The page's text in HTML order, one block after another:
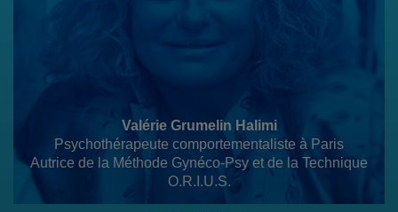
Valérie Grumelin Halimi
Psychothérapeute comportementaliste à Paris
Autrice de la Méthode Gynéco-Psy et de la Technique
O.R.I.U.S.